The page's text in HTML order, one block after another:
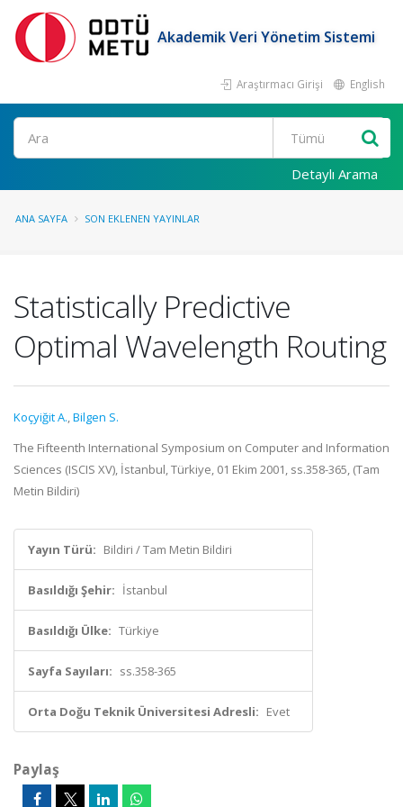
Akademik Veri Yönetim Sistemi
Araştırmacı Girişi English
Ara
Detaylı Arama
ANA SAYFA SON EKLENEN YAYINLAR
Statistically Predictive
Optimal Wavelength Routing
Koçyiğit A.,Bilgen S.
The Fifteenth International Symposium on Computer and Information
Sciences (ISCIS XV), İstanbul, Türkiye, 01 Ekim 2001, ss.358-365, (Tam
Metin Bildiri)
Yayın Türü: Bildiri / Tam Metin Bildiri
Basıldığı Şehir: İstanbul
Basıldığı Ülke: Türkiye
Sayfa Sayıları: ss.358-365
Orta Doğu Teknik Üniversitesi Adresli: Evet
Paylaş